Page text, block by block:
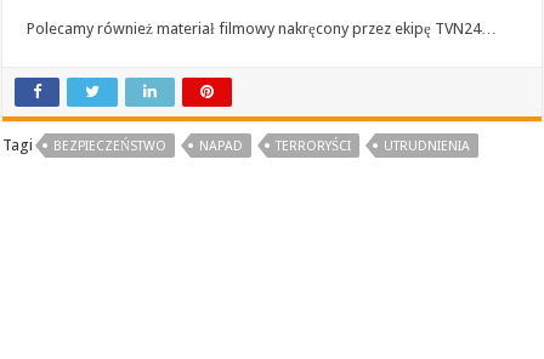
Polecamy również materiał filmowy nakręcony przez ekipę TVN24…
Tagi BEZPIECZEŃSTWO NAPAD TERRORYŚCI UTRUDNIENIA